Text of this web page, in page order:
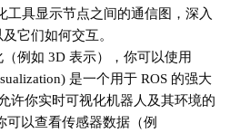
工具显示节点之间的通信图，深入
它们如何交互。
例如 3D 表示），你可以使用
是一个用于 ROS 的强大
许你实时可视化机器人及其环境的
可以查看传感器数据（例